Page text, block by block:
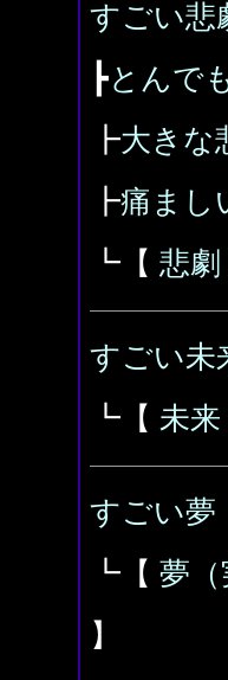
すごい悲
┣とんで
┣大きな
┣痛まし
┗【 悲劇
すごい未
┗【 未来
すごい夢
┗【 夢（
】